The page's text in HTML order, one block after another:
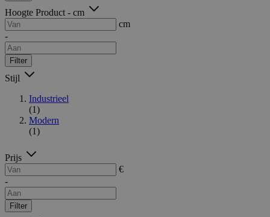
Hoogte Product - cm
cm
-
Filter
Stijl
Industrieel
(1)
Modern
(1)
Prijs
€
-
Filter